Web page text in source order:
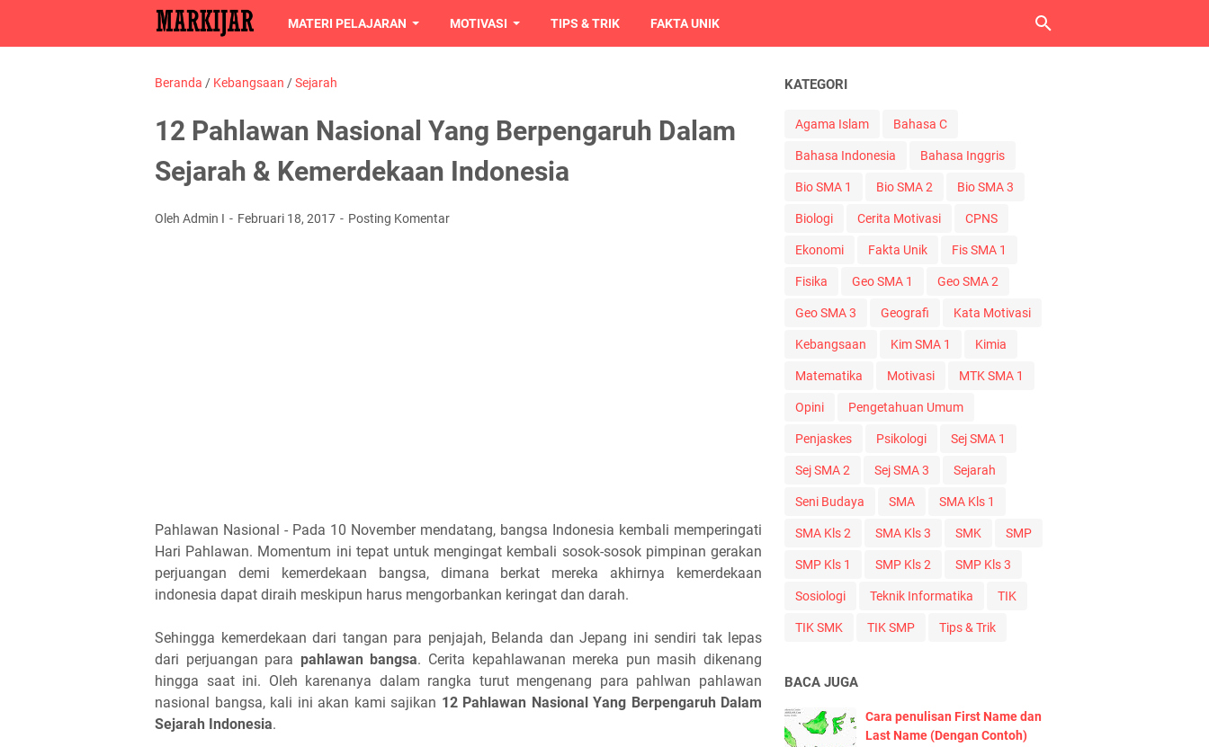
MATERI PELAJARAN MOTIVASI TIPS & TRIK FAKTA UNIK
Beranda / Kebangsaan /Sejarah
12 Pahlawan Nasional Yang Berpengaruh Dalam
Sejarah & Kemerdekaan Indonesia
Oleh Admin I Februari 18, 2017 Posting Komentar
Pahlawan Nasional - Pada 10 November mendatang, bangsa Indonesia kembali memperingati
Hari Pahlawan. Momentum ini tepat untuk mengingat kembali sosok-sosok pimpinan gerakan
perjuangan demi kemerdekaan bangsa, dimana berkat mereka akhirnya kemerdekaan
indonesia dapat diraih meskipun harus mengorbankan keringat dan darah.
Sehingga kemerdekaan dari tangan para penjajah, Belanda dan Jepang ini sendiri tak lepas
dari perjuangan para pahlawan bangsa. Cerita kepahlawanan mereka pun masih dikenang
hingga saat ini. Oleh karenanya dalam rangka turut mengenang para pahlwan pahlawan
nasional bangsa, kali ini akan kami sajikan 12 Pahlawan Nasional Yang Berpengaruh Dalam
Sejarah Indonesia.
KATEGORI
Agama Islam Bahasa C
Bahasa Indonesia Bahasa Inggris
Bio SMA 1 Bio SMA 2 Bio SMA 3
Biologi Cerita Motivasi CPNS
Ekonomi Fakta Unik Fis SMA 1
Fisika Geo SMA 1 Geo SMA 2
Geo SMA 3 Geografi Kata Motivasi
Kebangsaan Kim SMA 1 Kimia
Matematika Motivasi MTK SMA 1
Opini Pengetahuan Umum
Penjaskes Psikologi Sej SMA 1
Sej SMA 2 Sej SMA 3 Sejarah
Seni Budaya SMA SMA Kls 1
SMA Kls 2 SMA Kls 3 SMK SMP
SMP Kls 1 SMP Kls 2 SMP Kls 3
Sosiologi Teknik Informatika TIK
TIK SMK TIK SMP Tips & Trik
BACA JUGA
Cara penulisan First Name dan
Last Name (Dengan Contoh)